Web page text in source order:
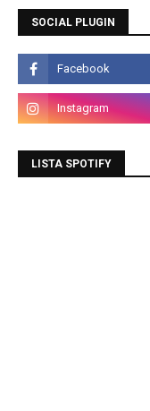
SOCIAL PLUGIN
LISTA SPOTIFY